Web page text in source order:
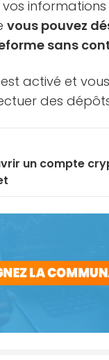
vous pouvez
sans
activé et
des
un compte